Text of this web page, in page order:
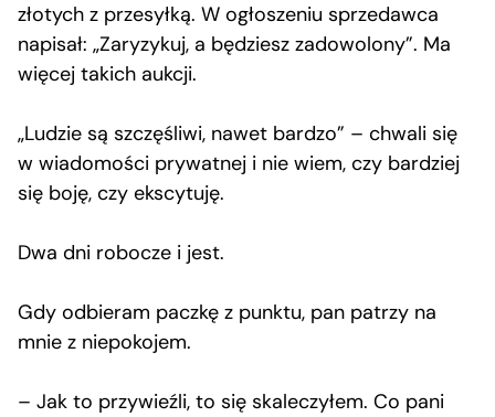
złotych z przesyłką. W ogłoszeniu sprzedawca
napisał: „Zaryzykuj, a będziesz zadowolony”. Ma
więcej takich aukcji.
„Ludzie są szczęśliwi, nawet bardzo” – chwali się
w wiadomości prywatnej i nie wiem, czy bardziej
się boję, czy ekscytuję.
Dwa dni robocze i jest.
Gdy odbieram paczkę z punktu, pan patrzy na
mnie z niepokojem.
– Jak to przywieźli, to się skaleczyłem. Co pani